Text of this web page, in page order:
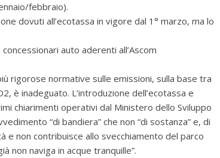
febbraio).
dovuti all’ecotassa in vigore dal 1° marzo, ma lo
auto aderenti all’Ascom
rigorose normative sulle emissioni, sulla base tra
è inadeguato. L’introduzione dell’ecotassa e
chiarimenti operativi dal Ministero dello Sviluppo
“di bandiera” che non “di sostanza” e, di
e non contribuisce allo svecchiamento del parco
non naviga in acque tranquille”.